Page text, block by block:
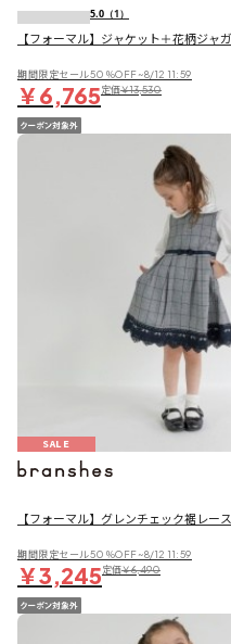
5.0 （1）
【フォーマル】ジャケット＋花柄ジ
期間限定セール50％OFF~8/12 11:59
￥6,765定価￥13,530
SALE
【フォーマル】グレンチェック裾レー
期間限定セール50％OFF~8/12 11:59
￥3,245定価￥6,490